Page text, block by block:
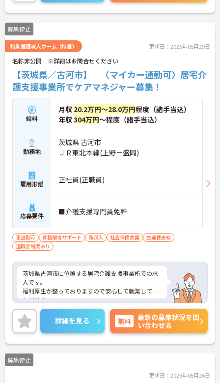
募集停止
特別養護老人ホーム（特養） 更新日：2026年05月29日
名称非公開 ※詳細はお問合せください
【茨城県／古河市】 〈マイカー通勤可〉居宅介
護支援事業所でケアマネジャー募集！
給料
月収 20.2万円～28.0万円程度（諸手当込）
年収304万円～程度（諸手当込）
勤務地
茨城県 古河市
ＪＲ東北本線(上野－盛岡)
雇用形態 正社員(正職員)
応募要件 ■介護支援専門員免許
車通勤可 資格取得サポート 高収入 社会保険完備
交通費支給
退職金制度あり
茨城県古河市に位置する居宅介護支援事業所での求
人です。
福利厚生が整っておりますので安心して就業してい
ただけます。
ご興味ある方には、面接対策ポイントなど、さらに
詳細をお話しいたしますのでお気軽にご相談くださ
い。
詳細を見る 無料
最新の募集状況を問
い合わせる
募集停止
更新日：2026年05月26日